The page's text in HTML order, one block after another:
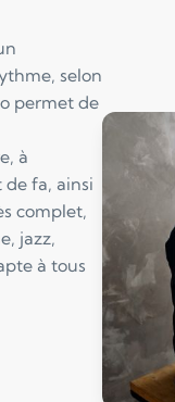
selon
permet de
à
fa, ainsi
complet,
jazz,
à tous